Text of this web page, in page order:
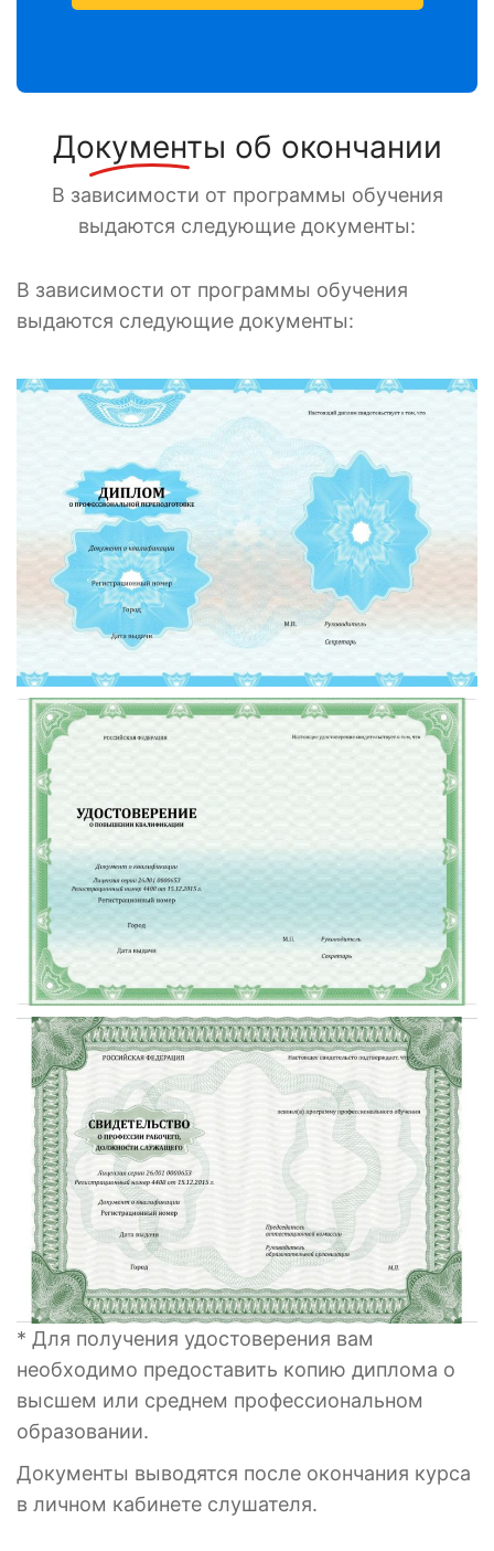
Документы об окончании
В зависимости от программы обучения
выдаются следующие документы:
В зависимости от программы обучения
выдаются следующие документы:
* Для получения удостоверения вам
необходимо предоставить копию диплома о
высшем или среднем профессиональном
образовании.
Документы выводятся после окончания курса
в личном кабинете слушателя.